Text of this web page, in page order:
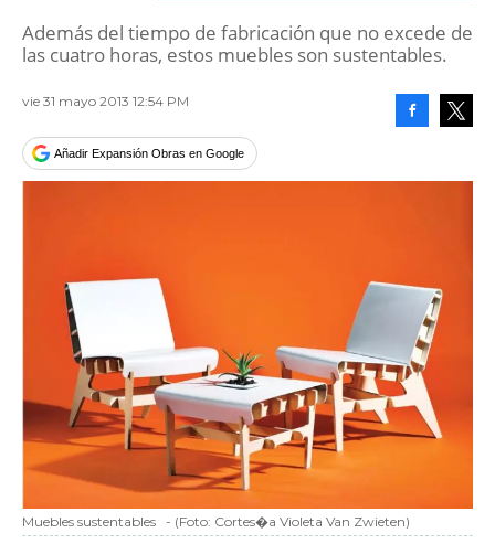
Además del tiempo de fabricación que no excede de
las cuatro horas, estos muebles son sustentables.
vie 31 mayo 2013 12:54 PM
Añadir Expansión Obras en Google
Muebles sustentables - (Foto: Cortes�a Violeta Van Zwieten)